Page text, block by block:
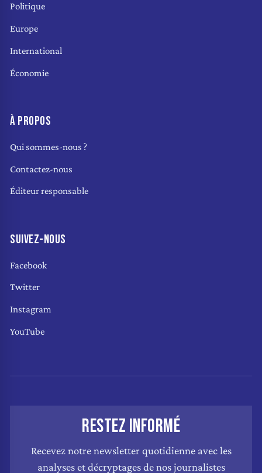
Politique
Europe
International
Économie
À PROPOS
Qui sommes-nous ?
Contactez-nous
Éditeur responsable
SUIVEZ-NOUS
Facebook
Twitter
Instagram
YouTube
RESTEZ INFORMÉ
Recevez notre newsletter quotidienne avec les
analyses et décryptages de nos journalistes